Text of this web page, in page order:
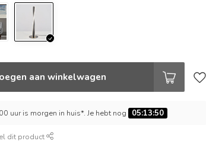
aan winkelwagen
uur is morgen in huis*. Je hebt nog 05:13:49
dit product